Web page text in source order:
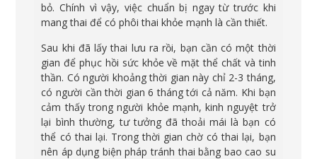
bỏ. Chính vì vậy, việc chuẩn bị ngay từ trước khi
mang thai để có phôi thai khỏe mạnh là cần thiết.
Sau khi đã lấy thai lưu ra rồi, bạn cần có một thời
gian để phục hồi sức khỏe về mặt thể chất và tinh
thần. Có người khoảng thời gian này chỉ 2-3 tháng,
có người cần thời gian 6 tháng tới cả năm. Khi bạn
cảm thấy trong người khỏe mạnh, kinh nguyệt trở
lại bình thường, tư tưởng đã thoải mái là bạn có
thể có thai lại. Trong thời gian chờ có thai lại, bạn
nên áp dụng biện pháp tránh thai bằng bao cao su